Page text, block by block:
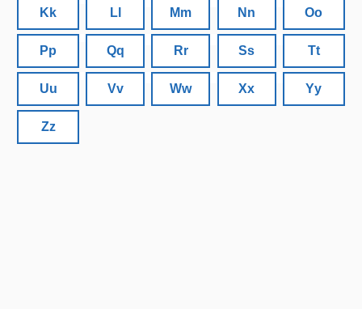
Kk Ll Mm Nn Oo
Pp Qq Rr Ss Tt
Uu Vv Ww Xx Yy
Zz